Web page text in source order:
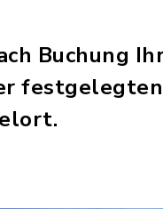
Buchung
festgelegten